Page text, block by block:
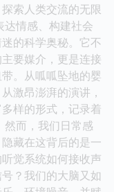
索人类交流的无限
情感、构建社会
的科学奥秘。它不
要媒介，更是连接
。从呱呱坠地的婴
激昂澎湃的演讲，
样的形式，记录着
而，我们日常感
藏在这背后的是一
觉系统如何接收声
？我们的大脑又如